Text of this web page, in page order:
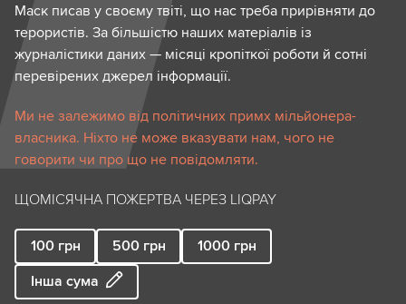
Маск писав у своєму твіті, що нас треба прирівняти до
терористів. За більшістю наших матеріалів із
журналістики даних — місяці кропіткої роботи й сотні
перевірених джерел інформації.
Ми не залежимо від політичних примх мільйонера-
власника. Ніхто не може вказувати нам, чого не
говорити чи про що не повідомляти.
ЩОМІСЯЧНА ПОЖЕРТВА ЧЕРЕЗ LIQPAY
100 грн 500 грн 1000 грн
Інша сума